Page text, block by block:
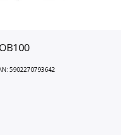
5902270793642